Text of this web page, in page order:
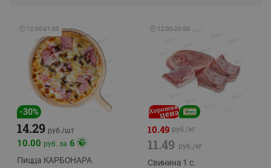
🕘 12:00-21:00
-30%
14.29 руб./шт
10.00 руб. за 6
Пицца КАРБОНАРА
🕘 12:00-20:00
10.49 руб./кг
11.49 руб./кг
Свинина 1 с.